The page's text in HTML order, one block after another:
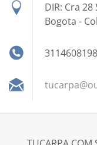
DIR: Cra 28
Bogota -
3114608198
tucarpa@